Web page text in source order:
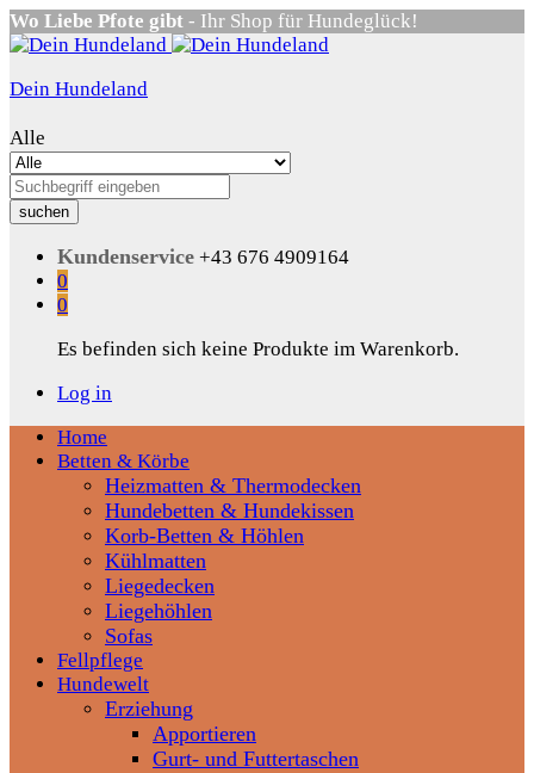
Wo Liebe Pfote gibt - Ihr Shop für Hundeglück!
Dein Hundeland
Alle
suchen
Kundenservice +43 676 4909164
0
0
Es befinden sich keine Produkte im Warenkorb.
Log in
Home
Betten & Körbe
Heizmatten & Thermodecken
Hundebetten & Hundekissen
Korb-Betten & Höhlen
Kühlmatten
Liegedecken
Liegehöhlen
Sofas
Fellpflege
Hundewelt
Erziehung
Apportieren
Gurt- und Futtertaschen